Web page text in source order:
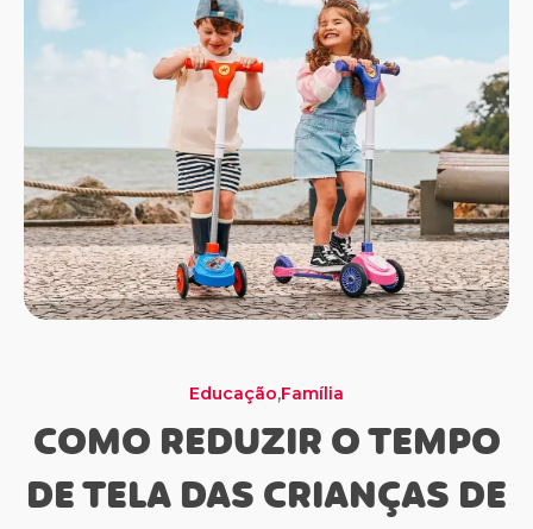
Momento DouradoSaúde e Bem Estar
Educação,Família
COMO REDUZIR O TEMPO
DE TELA DAS CRIANÇAS DE
FamíliaSaúde e Bem Estar